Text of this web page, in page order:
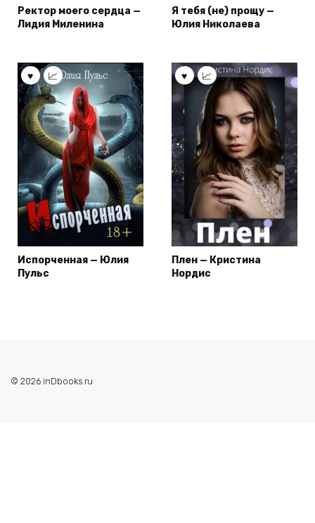
Ректор моего сердца —
Лидия Миленина
Я тебя (не) прощу —
Юлия Николаева
Испорченная — Юлия
Пульс
Плен — Кристина
Нордис
© 2026 inDbooks.ru